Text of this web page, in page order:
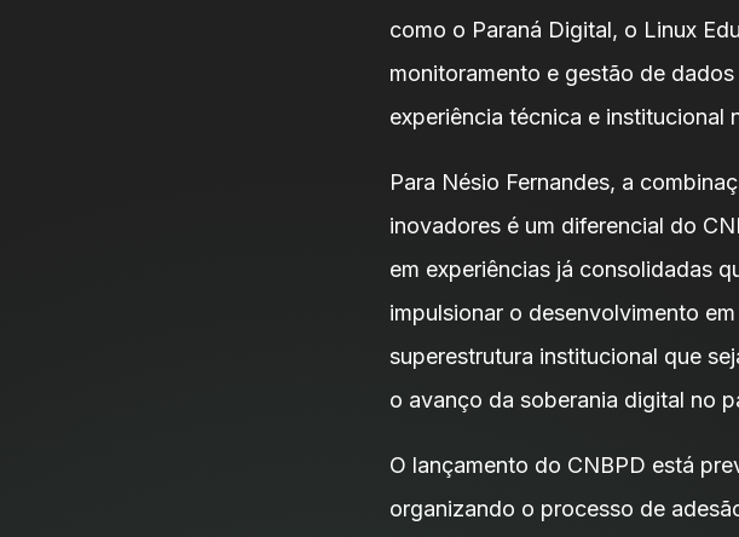
como o Paraná Digital, o Linux
monitoramento e gestão de
experiência técnica e institucional
Para Nésio Fernandes, a
inovadores é um diferencial do
em experiências já consolidadas
impulsionar o desenvolvimento
superestrutura institucional que
o avanço da soberania digital no
O lançamento do CNBPD está
organizando o processo de